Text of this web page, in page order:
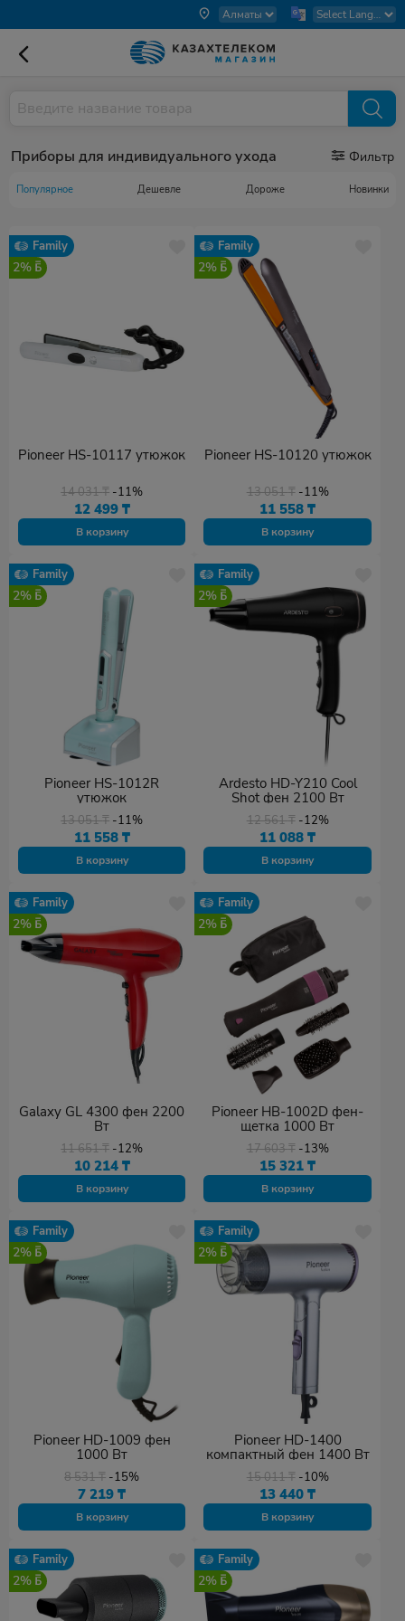
Приборы для индивидуального ухода Фильтр
Популярное Дешевле Дороже Новинки
Family
2%
Pioneer HS-10117 утюжок
14 031₸ -11%
12 499 ₸
В корзину
Family
2%
Pioneer HS-10120 утюжок
13 051₸ -11%
11 558₸
В корзину
Family
2%
Pioneer HS-1012R
утюжок
13 051₸ -11%
11 558 ₸
В корзину
Family
2%
Ardesto HD-Y210 Cool
Shot фен 2100 Вт
12 561₸ -12%
11 088₸
В корзину
Family
2%
Galaxy GL 4300 фен 2200
Вт
11 651₸ -12%
10 214 ₸
В корзину
Family
2%
Pioneer HB-1002D фен-
щетка 1000 Вт
17 603₸ -13%
15 321₸
В корзину
Family
2%
Pioneer HD-1009 фен
1000 Вт
8 531₸ -15%
7 219₸
В корзину
Family
2%
Pioneer HD-1400
компактный фен 1400 Вт
15 011₸ -10%
13 440₸
В корзину
Family
2%
Family
2%